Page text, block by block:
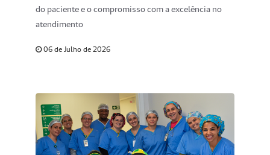
do paciente e o compromisso com a excelência no
atendimento
06 de Julho de 2026